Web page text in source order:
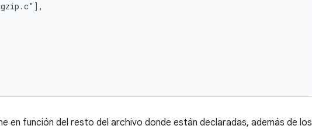
en función del resto del archivo donde están declaradas, además de los